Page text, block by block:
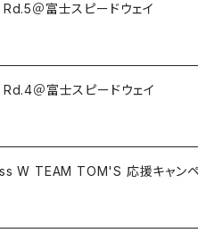
Rd.5＠富士スピードウェイ
Rd.4＠富士スピードウェイ
W TEAM TOM'S 応援キャン